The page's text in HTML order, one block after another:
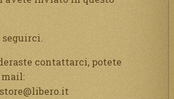
contattarci, potete